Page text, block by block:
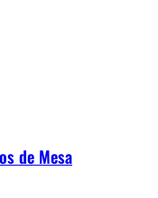
de Mesa